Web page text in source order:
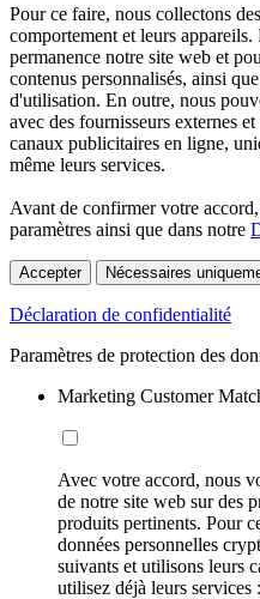
Pour ce faire, nous collectons
comportement et leurs
permanence notre site web et
contenus personnalisés, ainsi
d'utilisation. En outre, nous
avec des fournisseurs externes
canaux publicitaires en ligne,
même leurs services.
Avant de confirmer votre
paramètres ainsi que dans notre
Accepter Nécessaires
Déclaration de confidentialité
Paramètres de protection des
Marketing Customer
Avec votre accord, nous
de notre site web sur des
produits pertinents. Pour
données personnelles
suivants et utilisons leurs
utilisez déjà leurs services :